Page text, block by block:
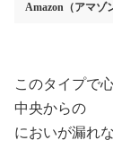
Amazon（アマゾ
このタイプで
中央からの
においが漏れ